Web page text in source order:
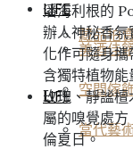
藏品拍
LIFE
LIFE
美酒佳
空間傢
當代藝
潘海利根的
辦人神秘香氛
化作可隨身
含獨特植物
玫瑰、靜謐
屬的嗅覺處
倫夏日。